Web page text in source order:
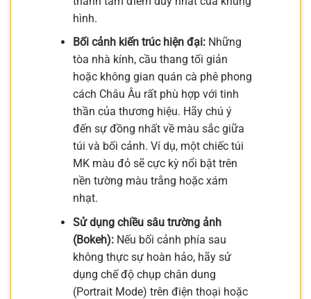
hình.
Bối cảnh kiến trúc hiện đại:Những
tòa nhà kính, cầu thang tối giản
hoặc không gian quán cà phê phong
cách Châu Âu rất phù hợp với tinh
thần của thương hiệu. Hãy chú ý
đến sự đồng nhất về màu sắc giữa
túi và bối cảnh. Ví dụ, một chiếc túi
MK màu đỏ sẽ cực kỳ nổi bật trên
nền tường màu trắng hoặc xám
nhạt.
Sử dụng chiều sâu trường ảnh
(Bokeh):Nếu bối cảnh phía sau
không thực sự hoàn hảo, hãy sử
dụng chế độ chụp chân dung
(Portrait Mode) trên điện thoại hoặc